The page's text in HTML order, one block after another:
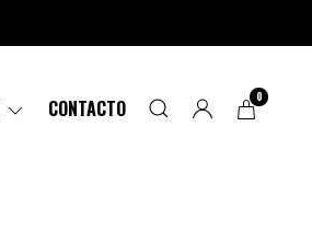
CONTACTO 0